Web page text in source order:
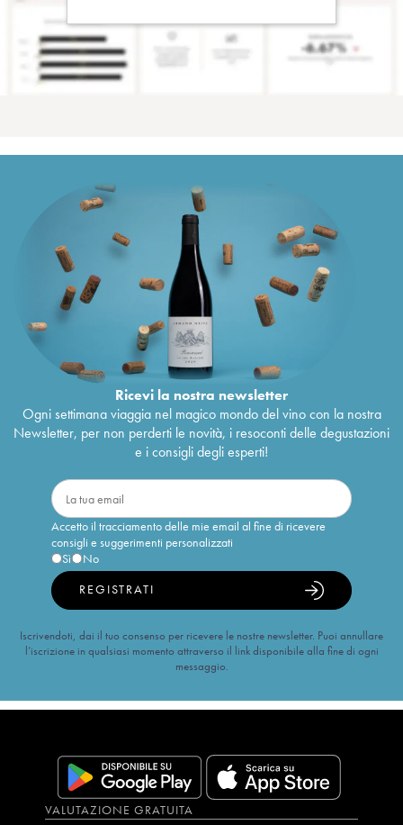
Ricevi la nostra newsletter
Ogni settimana viaggia nel magico mondo del vino con la nostra
Newsletter, per non perderti le novità, i resoconti delle degustazioni
e i consigli degli esperti!
Accetto il tracciamento delle mie email al fine di ricevere
consigli e suggerimenti personalizzati
Sì
No
REGISTRATI
Iscrivendoti, dai il tuo consenso per ricevere le nostre newsletter. Puoi annullare
l’iscrizione in qualsiasi momento attraverso il link disponibile alla fine di ogni
messaggio.
VALUTAZIONE GRATUITA